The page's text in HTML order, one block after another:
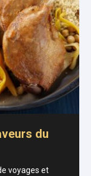
du
voyages et